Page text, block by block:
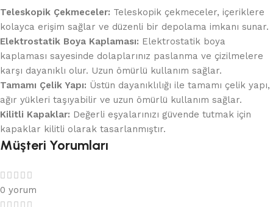
Teleskopik Çekmeceler: Teleskopik çekmeceler, içeriklere
kolayca erişim sağlar ve düzenli bir depolama imkanı sunar.
Elektrostatik Boya Kaplaması: Elektrostatik boya
kaplaması sayesinde dolaplarınız paslanma ve çizilmelere
karşı dayanıklı olur. Uzun ömürlü kullanım sağlar.
Tamamı Çelik Yapı: Üstün dayanıklılığı ile tamamı çelik yapı,
ağır yükleri taşıyabilir ve uzun ömürlü kullanım sağlar.
Kilitli Kapaklar: Değerli eşyalarınızı güvende tutmak için
kapaklar kilitli olarak tasarlanmıştır.
Müşteri Yorumları
0 yorum